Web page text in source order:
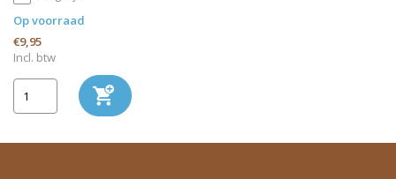
Op voorraad
€9,95
Incl. btw